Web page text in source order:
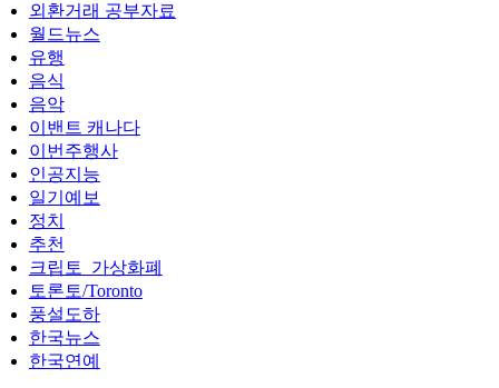
외환거래 공부자료
월드뉴스
유행
음식
음악
이밴트 캐나다
이번주행사
인공지능
일기예보
정치
추천
크립토_가상화폐
토론토/Toronto
풍설도하
한국뉴스
한국연예